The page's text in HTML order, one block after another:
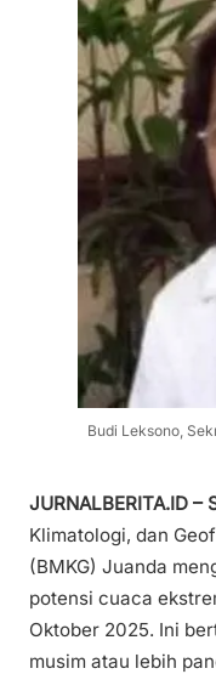
Budi Leksono,
JURNALBERITA.ID –
Klimatologi, dan
(BMKG) Juanda
potensi cuaca
Oktober 2025. Ini
musim atau lebih